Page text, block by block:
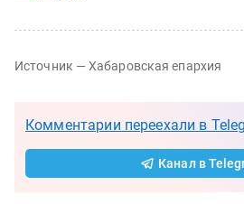
Источник — Хабаровская епархия
Комментарии переехали в
Канал в